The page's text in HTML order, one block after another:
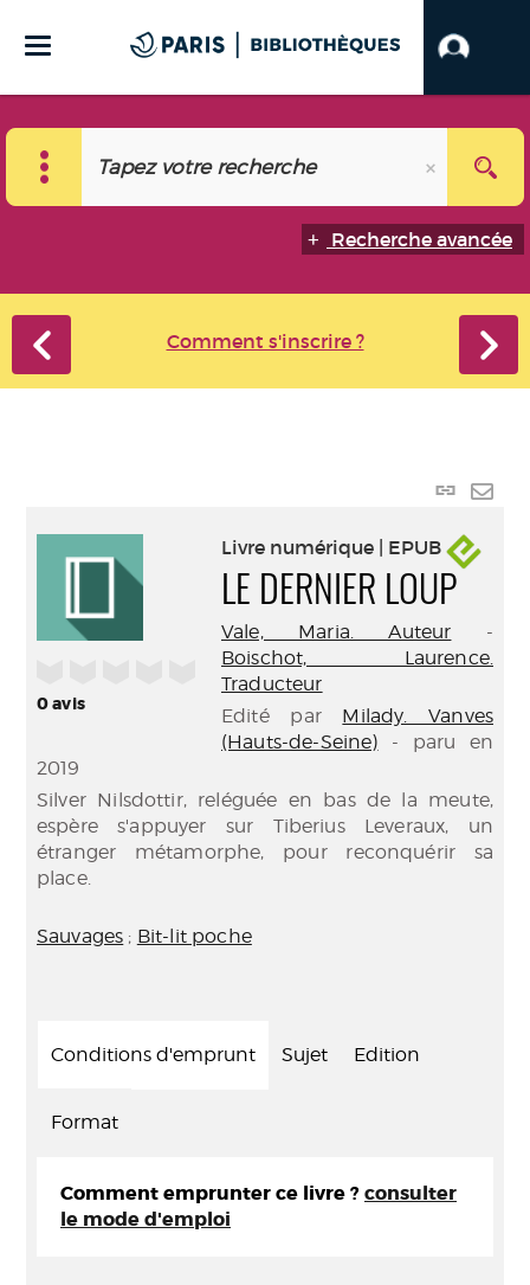
Recherche avancée
Comment s'inscrire ?
Lien
0avis
Livre numérique | EPUB
LE DERNIER LOUP
Vale, Maria. Auteur -
Boischot, Laurence.
Traducteur
Edité par Milady. Vanves
(Hauts-de-Seine) - paru en
2019
Silver Nilsdottir, reléguée en bas de la meute,
espère s'appuyer sur Tiberius Leveraux, un
étranger métamorphe, pour reconquérir sa
place.
Sauvages ; Bit-lit poche
Conditions d'emprunt Sujet Edition
Format
Comment emprunter ce livre ? consulter
le mode d'emploi